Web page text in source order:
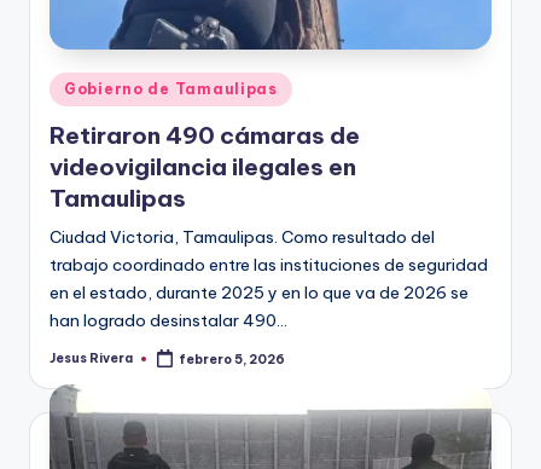
Publicado
en
Gobierno de Tamaulipas
Retiraron 490 cámaras de
videovigilancia ilegales en
Tamaulipas
Ciudad Victoria, Tamaulipas. Como resultado del
trabajo coordinado entre las instituciones de seguridad
en el estado, durante 2025 y en lo que va de 2026 se
han logrado desinstalar 490…
Publicado
Jesus Rivera febrero 5, 2026